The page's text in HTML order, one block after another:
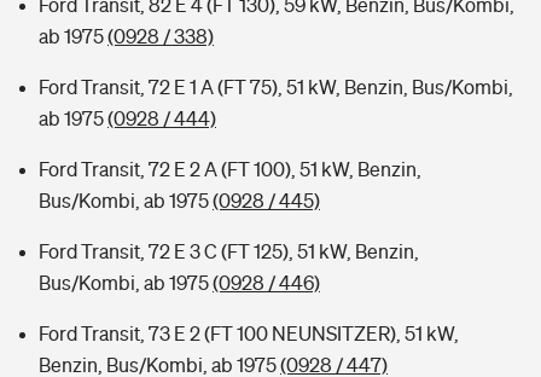
Ford Transit, 82 E 4 (FT 130), 59 kW, Benzin, Bus/Kombi,
ab 1975(0928 / 338)
Ford Transit, 72 E 1 A (FT 75), 51 kW, Benzin, Bus/Kombi,
ab 1975(0928 / 444)
Ford Transit, 72 E 2 A (FT 100), 51 kW, Benzin,
Bus/Kombi, ab 1975(0928 / 445)
Ford Transit, 72 E 3 C (FT 125), 51 kW, Benzin,
Bus/Kombi, ab 1975(0928 / 446)
Ford Transit, 73 E 2 (FT 100 NEUNSITZER), 51 kW,
Benzin, Bus/Kombi, ab 1975(0928 / 447)